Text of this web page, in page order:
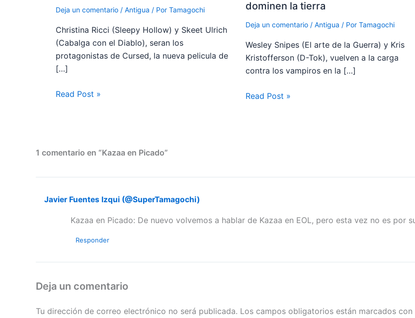
Deja un comentario / Antigua / Por Tamagochi
Christina Ricci (Sleepy Hollow) y Skeet Ulrich
(Cabalga con el Diablo), seran los
protagonistas de Cursed, la nueva pelicula de
[…]
Read Post »
dominen la tierra
Deja un comentario / Antigua / Por Tamagochi
Wesley Snipes (El arte de la Guerra) y Kris
Kristofferson (D-Tok), vuelven a la carga
contra los vampiros en la […]
Read Post »
1 comentario en “Kazaa en Picado”
Javier Fuentes Izqui (@SuperTamagochi)
Kazaa en Picado: De nuevo volvemos a hablar de Kazaa en EOL, pero esta vez no es por
Responder
Deja un comentario
Tu dirección de correo electrónico no será publicada. Los campos obligatorios están marcados con